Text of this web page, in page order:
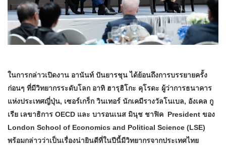
ในการกล่าวเปิดงาน อานันท์ ปันยารชุน ได้ย้อนถึงการบรรยายครั้ง
ก่อนๆ ที่มีวิทยากรระดับโลก อาทิ ฮารุฮิโกะ คุโรดะ ผู้ว่าการธนาคาร
แห่งประเทศญี่ปุ่น, เซอร์เกร็ก วินเทอร์ นักเคมีรางวัลโนเบล, อังเคล กู
เรีย เลขาธิการ OECD และ บารอนเนส มินุช ชาฟิค President ของ
London School of Economics and Political Science (LSE)
พร้อมกล่าวว่าเป็นเรื่องน่ายินดีที่ในปีนี้มีวิทยากรจากประเทศไทย